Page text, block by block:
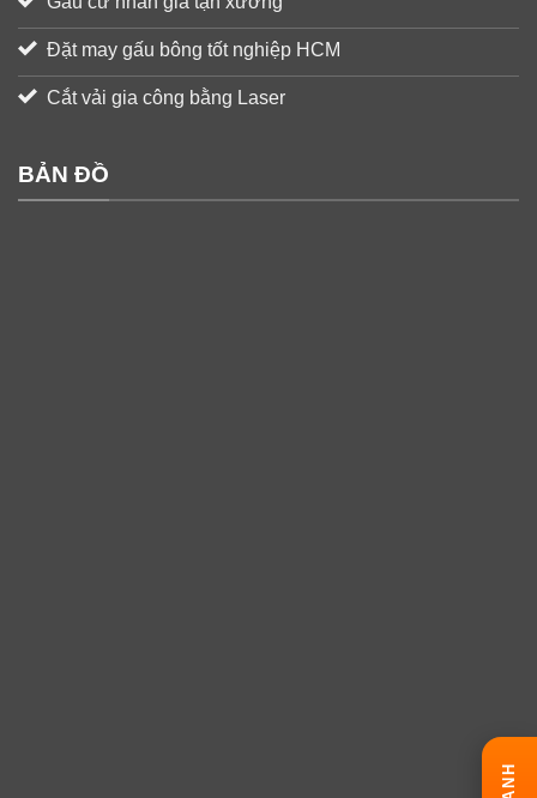
Đặt may gấu bông tốt nghiệp HCM
Cắt vải gia công bằng Laser
BẢN ĐỒ